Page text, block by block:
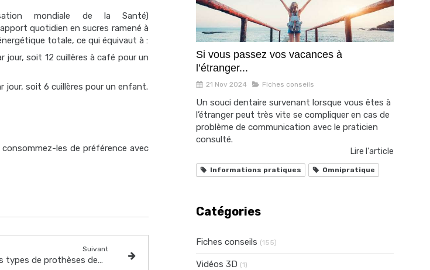
mondiale de la Santé)
quotidien en sucres ramené à
totale, ce qui équivaut à :
jour, soit 12 cuillères à café pour un
jour, soit 6 cuillères pour un enfant.
les de préférence avec
Suivant
Les différents types de prothèses dentaires
Si vous passez vos vacances à
l’étranger...
21 Nov 2024 Fiches conseils
Un souci dentaire survenant lorsque vous êtes à
l’étranger peut très vite se compliquer en cas de
problème de communication avec le praticien
consulté.
Lire l'article
Informations pratiques Omnipratique
Catégories
Fiches conseils (155)
Vidéos 3D (1)